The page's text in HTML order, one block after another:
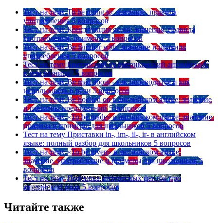
Тест на тему To be going to: значение, правила
употребления 5 вопросов
Тест на тему Конструкция go on: значения, правила
употребления, примеры 5 вопросов
Тест на тему Be familiar with: значение и правила
употребления 5 вопросов
Тест на тему Британский vs американский английский:
в чем разница? 5 вопросов
Тест на тему Be mad about - как переводится и как
использовать в речи 5 вопросов
Тест на тему Be hooked on в английском языке: значение
и примеры предложений 5 вопросов
Тест на тему «To be made» в английском языке: значение,
правила и примеры для школьников 5 вопросов
Тест на тему Приставки in-, im-, il-, ir- в английском
языке: полный разбор для школьников 5 вопросов
Тест на тему «To be given» в английском языке:
значение, употребление и примеры для школьников 5
вопросов
Тест на тему Подборка интересных фактов про
английский язык 5 вопросов
Читайте также